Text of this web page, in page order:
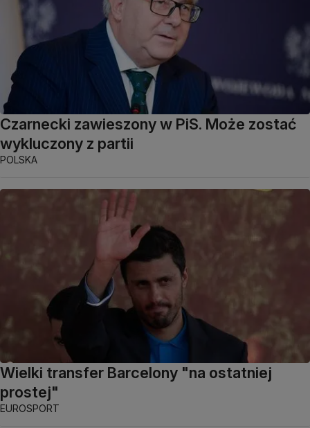
Czarnecki zawieszony w PiS. Może zostać
wykluczony z partii
POLSKA
Wielki transfer Barcelony "na ostatniej
prostej"
EUROSPORT